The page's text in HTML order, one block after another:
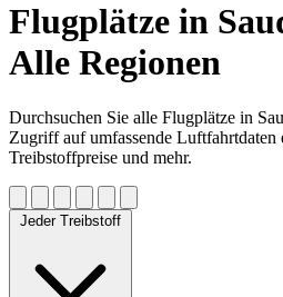
Flugplätze in
Alle Regionen
Durchsuchen Sie alle Flugplätze in
Zugriff auf umfassende Luftfahrtdaten
Treibstoffpreise und mehr.
Jeder Treibstoff